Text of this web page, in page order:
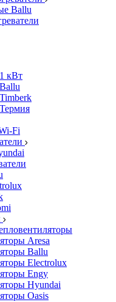
Ballu
кВт
Fi
Aresa
Ballu
Electrolux
Engy
Hyundai
Oasis